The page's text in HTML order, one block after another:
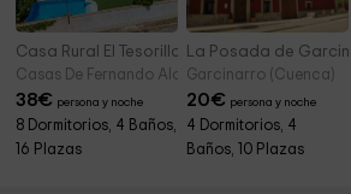
Casa Rural El Tesorillo
Casas De Fernando Alonso (Cuenca)
38€ persona y noche
8 Dormitorios, 4 Baños,
16 Plazas
La Posada de
Garcinarro (Cuenca)
20€ persona y noche
4 Dormitorios, 4
Baños, 10 Plazas